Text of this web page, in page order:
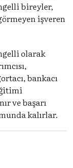
bireyler,
işveren
olarak
bankacı
ve başarı
kalırlar.